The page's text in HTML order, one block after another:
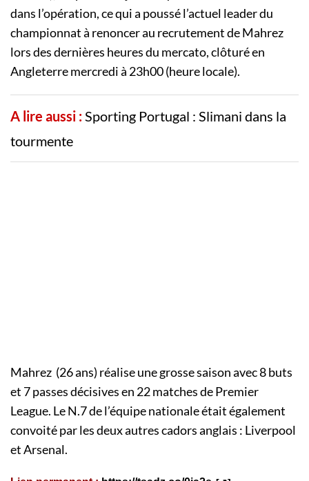
dans l’opération, ce qui a poussé l’actuel leader du
championnat à renoncer au recrutement de Mahrez
lors des dernières heures du mercato, clôturé en
Angleterre mercredi à 23h00 (heure locale).
A lire aussi :Sporting Portugal : Slimani dans la
tourmente
Mahrez (26 ans) réalise une grosse saison avec 8 buts
et 7 passes décisives en 22 matches de Premier
League. Le N.7 de l’équipe nationale était également
convoité par les deux autres cadors anglais : Liverpool
et Arsenal.